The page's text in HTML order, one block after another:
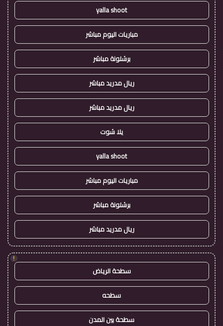
yalla shoot
مباريات اليوم مباشر
برشلونة مباشر
ريال مدريد مباشر
ريال مدريد مباشر
يلا شوت
yalla shoot
مباريات اليوم مباشر
برشلونة مباشر
ريال مدريد مباشر
!
سطحة الرياض
سطحه
سطحة بين المدن